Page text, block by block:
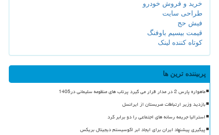
خرید و فروش خودرو
طراحی سایت
فیش حج
قیمت بیسیم باوفنگ
کوتاه کننده لینک
پربیننده ترین ها
ماهواره پارس 2 در مدار قرار می گیرد پرتاب های منظومه سلیمانی در1405
بازدید وزیر ارتباطات صربستان از ایرانسل
استرالیا جریمه رسانه های اجتماعی را دو برابر کرد
پیگیری پیشنهاد ایران برای ایجاد ابر اکوسیستم دیجیتال بریکس